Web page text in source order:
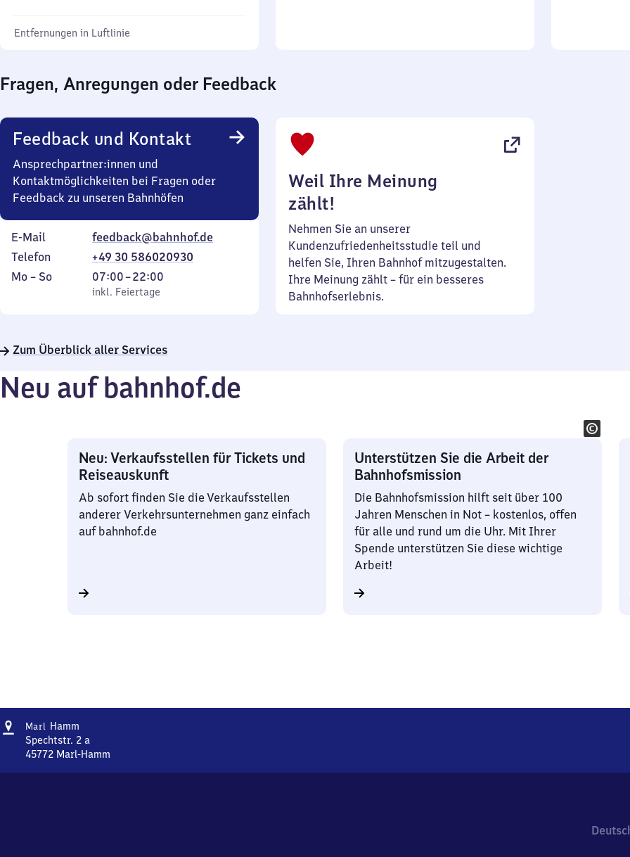
Entfernungen in Luftlinie
Fragen, Anregungen oder Feedback
Feedback und Kontakt
Ansprechpartner:innen und
Kontaktmöglichkeiten bei Fragen oder
Feedback zu unseren Bahnhöfen
E-Mail
feedback@bahnhof.de
Telefon
+49 30 586020930
Montag
Mo – So,
inkl. Feiertage
07:00–22:00
Von
7
22
inkl. Feiertage
Weil Ihre Meinung
zählt!
Nehmen Sie an unserer
Kundenzufriedenheitsstudie teil und
helfen Sie, Ihren Bahnhof mitzugestalten.
Ihre Meinung zählt – für ein besseres
Bahnhofserlebnis.
Zum Überblick aller Services
Neu auf bahnhof.de
Neu: Verkaufsstellen für Tickets und
Reiseauskunft
Ab sofort finden Sie die Verkaufsstellen
anderer Verkehrsunternehmen ganz einfach
auf bahnhof.de
Unterstützen Sie die Arbeit der
Bahnhofsmission
Die Bahnhofsmission hilft seit über 100
Jahren Menschen in Not – kostenlos, offen
für alle und rund um die Uhr. Mit Ihrer
Spende unterstützen Sie diese wichtige
Arbeit!
Adresse
Marl Hamm
Hamm
Spechtstr. 2 a
45772 Marl-Hamm